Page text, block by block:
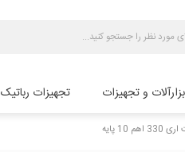
و تجهیزات تجهیزات رباتیک
10 پایه